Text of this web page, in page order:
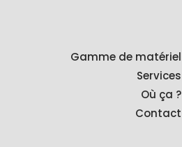
Gamme de matériel
Services
Où ça ?
Contact